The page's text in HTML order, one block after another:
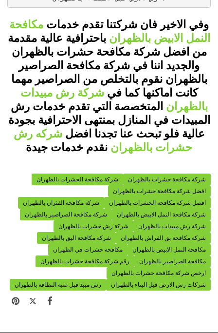
وفي الاخير فان شركتنا تقدم خدمات مكافحة
النمل الابيض بالظهران باحترافية عالية مقدمة
من افضل شركة مكافحة حشرات بالظهران
والجديد اننا في شركة مكافحة الصراصير
بالظهران نقوم بالتخلص من الصراصير مهما
كانت اماكنها كما فيشركة رش مبيدات
بالظهران المتخصصة التي تقدم خدمات رش
المبيدات في المنازل بمنتهى الاحترافية بجودة
عالية فلو تبحث عنا تجدنا افضلشركه رش
حشرات بالظهران نقدم خدمات جيدة
شركة مكافحة حشرات بالظهران
شركة مكافحة الحشرات بالظهران
افضل شركة مكافحة حشرات بالظهران
افضل شركة مكافحة الحشرات بالظهران
شركة مكافحة الفئران بالظهران
شركة مكافحة النمل الابيض بالظهران
شركة مكافحة الصراصير بالظهران
شركة رش مبيدات بالظهران
شركة رش حشرات بالظهران
شركة مكافحة بق الفراش بالظهران
شركة مكافحة البق بالظهران
مكافحة النمل الابيض بالظهران
مكافحة حشرات في الظهران
مكافحة الصراصير بالظهران
رقم شركة مكافحة حشرات بالظهران
ارخص شركة مكافحة حشرات بالظهران
شركات رش الارض قبل البناء بالظهران
رش مبيد قبل صبة النظافة بالظهران